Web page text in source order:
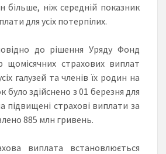
більше, ніж середній показник
для усіх потерпілих.
до рішення Уряду Фонд
щомісячних страхових виплат
галузей та членів їх родин на
було здійснено з 01 березня для
підвищені страхові виплати за
885 млн гривень.
виплата встановлюється